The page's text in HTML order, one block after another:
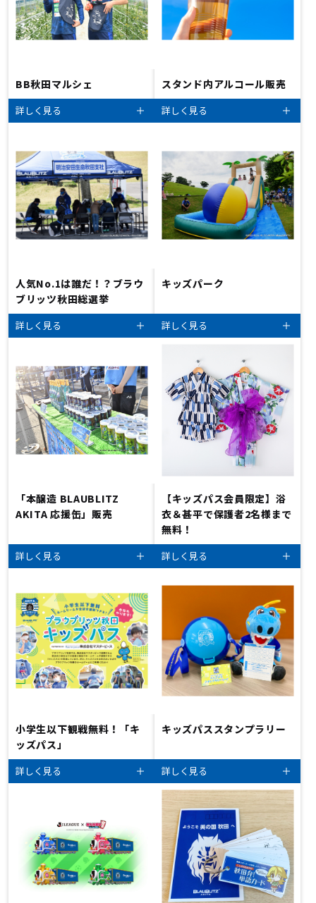
BB秋田マルシェ
詳しく見る
スタンド内アルコール販売
詳しく見る
人気No.1は誰だ！？ブラウ
ブリッツ秋田総選挙
詳しく見る
キッズパーク
詳しく見る
「本醸造 BLAUBLITZ
AKITA 応援缶」販売
詳しく見る
【キッズパス会員限定】浴
衣＆甚平で保護者2名様まで
無料！
詳しく見る
小学生以下観戦無料！「キ
ッズパス」
詳しく見る
キッズパススタンプラリー
詳しく見る